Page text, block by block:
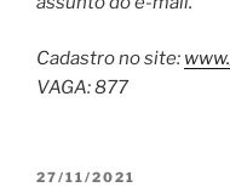
Cadastro no site:
VAGA: 877
PUBLICADO
27/11/2021